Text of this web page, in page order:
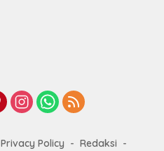
Privacy Policy Redaksi